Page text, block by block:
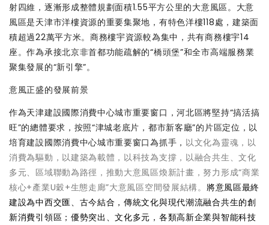
射四維，逐漸形成整體規劃面積1.55平方公里的大意風區。大意
風區是天津市洋樓資源的重要集聚地，有特色洋樓118處，建築面
積超過22萬平方米。商務樓宇資源較為集中，共有商務樓宇14
座。作為承接北京非首都功能疏解的“橋頭堡”和全市高端服務業
聚集發展的“新引擎”。
意風正盛的發展前景
作為天津建設國際消費中心城市重要窗口，河北區將堅持“搞活搞
旺”的總體要求，按照“津城老底片，都市新客廳”的片區定位，以
培育建設國際消費中心城市重要窗口為抓手， 以文化為靈魂，以
消費為驅動，以建築為載體，以科技為支撐，以融合共生、文化
多元、區域聯動為路徑，推動大意風區煥新計畫，努力形成“商業
核心+產業U穀+生態走廊”大意風區空間發展結構。 將意風區最終
建設為中西交匯、古今結合，傳統文化與現代潮流融合共生的創
新消費引領區；優勢突出、文化多元，各類高新企業與智能科技